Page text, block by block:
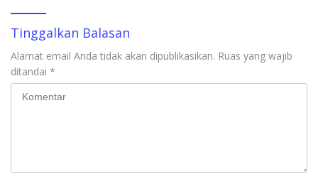
Tinggalkan Balasan
Alamat email Anda tidak akan dipublikasikan. Ruas yang wajib
ditandai *